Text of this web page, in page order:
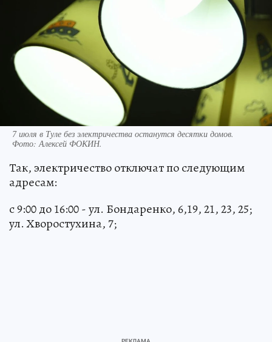
7 июля в Туле без электричества останутся десятки домов.
Фото:Алексей ФОКИН.
Так, электричество отключат по следующим
адресам:
с 9:00 до 16:00 - ул. Бондаренко, 6,19, 21, 23, 25;
ул. Хворостухина, 7;